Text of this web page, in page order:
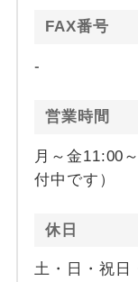
FAX番号
-
営業時間
月～金11:00
付中です）
休日
土・日・祝日